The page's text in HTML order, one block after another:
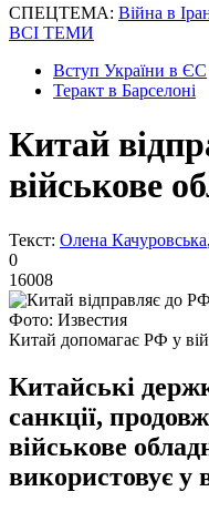
СПЕЦТЕМА: Війна в
ВСІ ТЕМИ
Вступ України в ЄС
Теракт в Барселоні
Китай
військове
Текст: Олена Качуровська
0
16008
Фото: Известия
Китай допомагає РФ у
Китайські
санкції,
військове
використовує у